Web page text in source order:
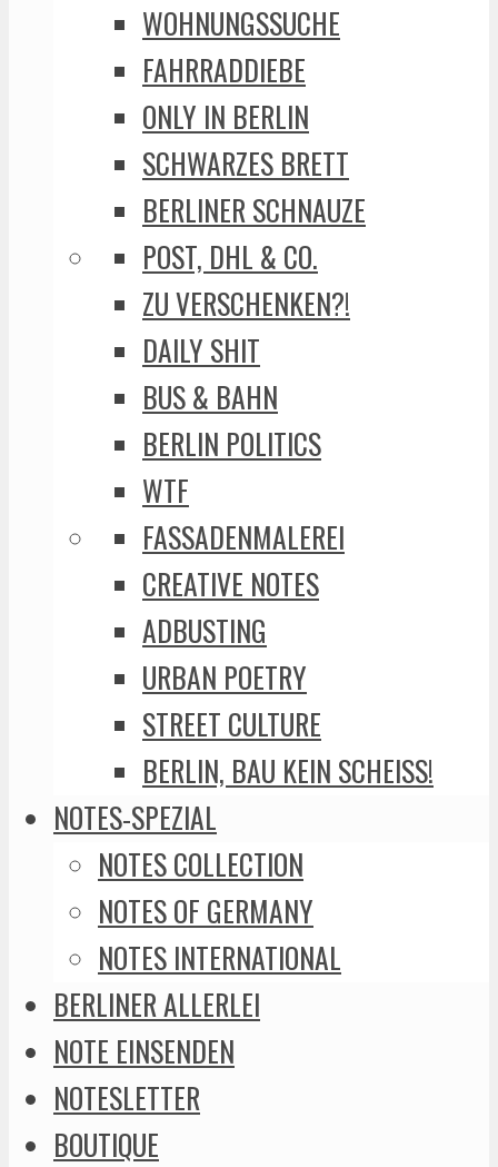
WOHNUNGSSUCHE
FAHRRADDIEBE
ONLY IN BERLIN
SCHWARZES BRETT
BERLINER SCHNAUZE
POST, DHL & CO.
ZU VERSCHENKEN?!
DAILY SHIT
BUS & BAHN
BERLIN POLITICS
WTF
FASSADENMALEREI
CREATIVE NOTES
ADBUSTING
URBAN POETRY
STREET CULTURE
BERLIN, BAU KEIN SCHEISS!
NOTES-SPEZIAL
NOTES COLLECTION
NOTES OF GERMANY
NOTES INTERNATIONAL
BERLINER ALLERLEI
NOTE EINSENDEN
NOTESLETTER
BOUTIQUE